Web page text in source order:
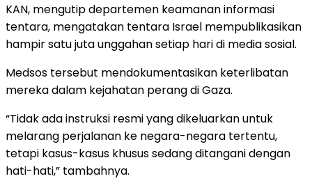
KAN, mengutip departemen keamanan informasi
tentara, mengatakan tentara Israel mempublikasikan
hampir satu juta unggahan setiap hari di media sosial.
Medsos tersebut mendokumentasikan keterlibatan
mereka dalam kejahatan perang di Gaza.
“Tidak ada instruksi resmi yang dikeluarkan untuk
melarang perjalanan ke negara-negara tertentu,
tetapi kasus-kasus khusus sedang ditangani dengan
hati-hati,” tambahnya.